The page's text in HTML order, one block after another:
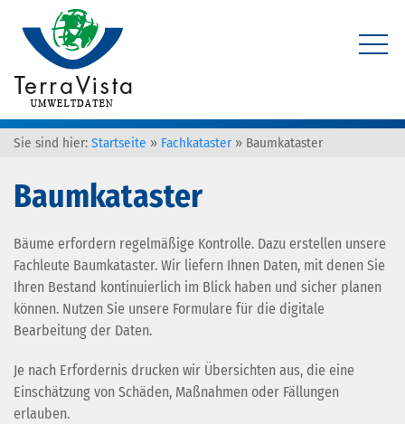
Sie sind hier: Startseite » Fachkataster » Baumkataster
Baumkataster
Bäume erfordern regelmäßige Kontrolle. Dazu erstellen unsere
Fachleute Baumkataster. Wir liefern Ihnen Daten, mit denen Sie
Ihren Bestand kontinuierlich im Blick haben und sicher planen
können. Nutzen Sie unsere Formulare für die digitale
Bearbeitung der Daten.
Je nach Erfordernis drucken wir Übersichten aus, die eine
Einschätzung von Schäden, Maßnahmen oder Fällungen
erlauben.